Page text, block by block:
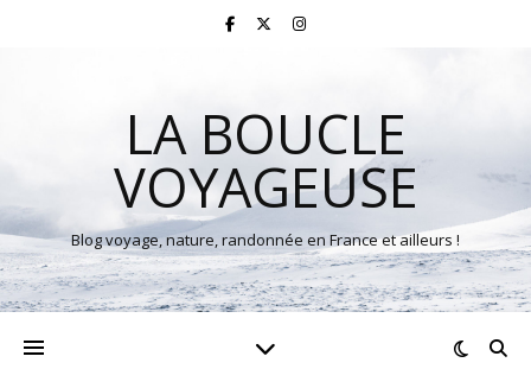
LA BOUCLE
VOYAGEUSE
Blog voyage, nature, randonnée en France et ailleurs !